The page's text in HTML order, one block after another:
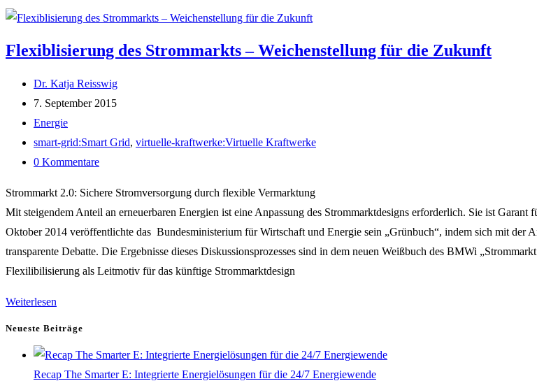
Flexiblisierung des Strommarkts – Weichenstellung für die Zukunft
Beitrags-
Autor:
Dr. Katja Reisswig
Beitrag
veröffentlicht:
7. September 2015
Beitrags-
Kategorie:
Energie
Post
tag:
smart-grid:Smart Grid, virtuelle-kraftwerke:Virtuelle Kraftwerke
Beitrags-
0 Kommentare
Strommarkt 2.0: Sichere Stromversorgung durch flexible Vermarktung
Mit steigendem Anteil an erneuerbaren Energien ist eine Anpassung des Strommarktdesigns erforderlich. Sie ist
Oktober 2014 veröffentlichte das Bundesministerium für Wirtschaft und Energie sein „Grünbuch“, indem sich mit der
transparente Debatte. Die Ergebnisse dieses Diskussionsprozesses sind in dem neuen Weißbuch des BMWi
Flexilibilisierung als Leitmotiv für das künftige Strommarktdesign
Weiterlesen
–
Neueste Beiträge
Recap The Smarter E: Integrierte Energielösungen für die 24/7 Energiewende